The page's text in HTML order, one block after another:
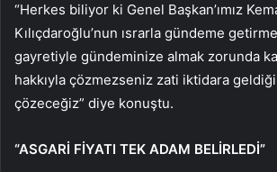
“Herkes biliyor ki Genel Başkan’ımız
Kılıçdaroğlu’nun ısrarla gündeme
gayretiyle gündeminize almak zorunda
hakkıyla çözmezseniz zati iktidara
çözeceğiz” diye konuştu.
“ASGARİ FİYATI TEK ADAM BELİRLEDİ”